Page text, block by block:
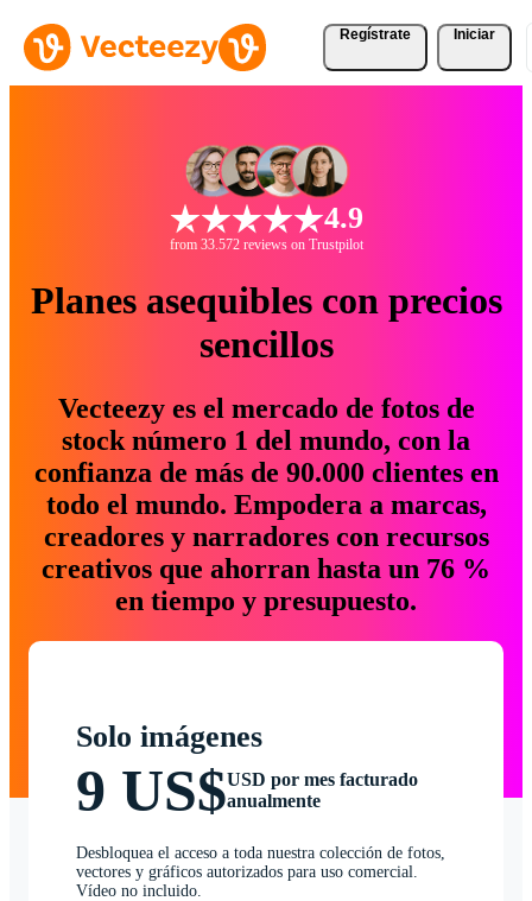
Regístrate Iniciar
4.9
from 33.572 reviews on Trustpilot
Planes asequibles con precios
sencillos
Vecteezy es el mercado de fotos de
stock número 1 del mundo, con la
confianza de más de 90.000 clientes en
todo el mundo. Empodera a marcas,
creadores y narradores con recursos
creativos que ahorran hasta un 76 %
en tiempo y presupuesto.
Solo imágenes
9 US$USD por mes facturado
anualmente
Desbloquea el acceso a toda nuestra colección de fotos,
vectores y gráficos autorizados para uso comercial.
Vídeo no incluido.